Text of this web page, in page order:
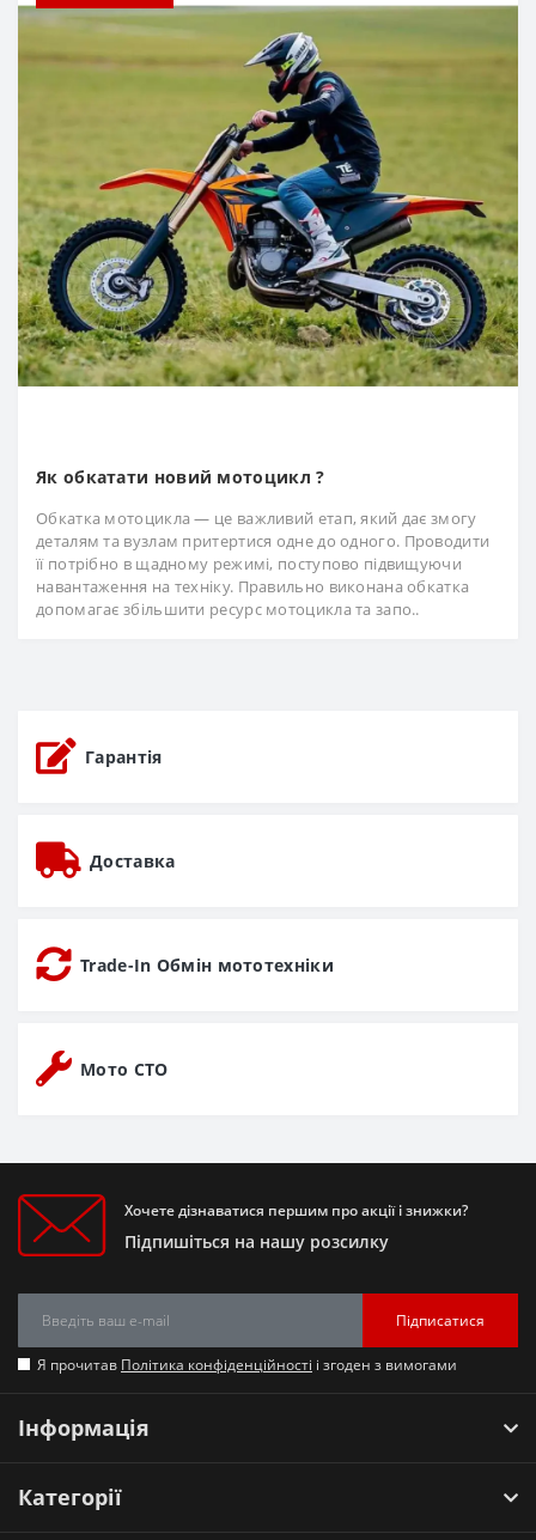
Як обкатати новий мотоцикл ?
Обкатка мотоцикла — це важливий етап, який дає змогу
деталям та вузлам притертися одне до одного. Проводити
її потрібно в щадному режимі, поступово підвищуючи
навантаження на техніку. Правильно виконана обкатка
допомагає збільшити ресурс мотоцикла та запо..
Гарантія
Доставка
Trade-In Обмін мототехніки
Мото СТО
Хочете дізнаватися першим про акції і знижки?
Підпишіться на нашу розсилку
Підписатися
Я прочитав Політика конфіденційності і згоден з вимогами
Інформація
Категорії